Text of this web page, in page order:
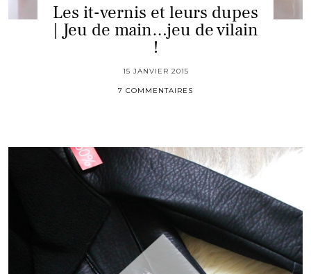
Les it-vernis et leurs dupes
| Jeu de main…jeu de vilain
!
15 JANVIER 2015
7 COMMENTAIRES